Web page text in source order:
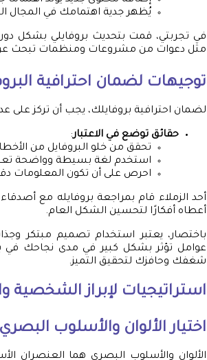
يُظهر جدية اهتمامك في المجال
في تجربتي، قمت بتحديث بروفايلي بشكل
مثل دعوات من مشروعات ومنظمات تبحث
توجيهات لضمان احترافية
لضمان احترافية بروفايلك، يجب أن تركز على
حقائق توضع في الاعتبار:
تحقق من خلو البروفايل من
استخدم لغة بسيطة وواضحة
احرص على أن تكون المعلومات
أحد الزملاء قام بمراجعة بروفايله مع
أعطاه أفكارًا لتحسين الشكل العام.
باختصار، يعتبر استخدام تصميم مبتكر
عوامل تؤثر بشكل كبير في مدى نجاحك في
شغفك وحافزك لتحقيق التميز.
استراتيجيات لإبراز الشخصية
اختيار الألوان والأسلوب
الألوان والأسلوب البصري هما العنصران